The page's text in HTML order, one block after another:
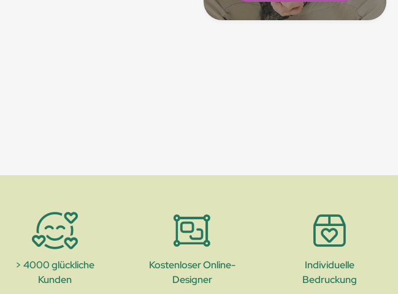
> 4000 glückliche
Kunden
Kostenloser Online-
Designer
Individuelle
Bedruckung